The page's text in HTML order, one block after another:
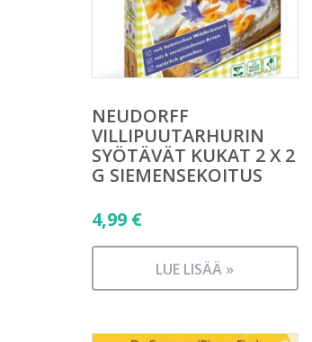
NEUDORFF
VILLIPUUTARHURIN
SYÖTÄVÄT KUKAT 2 X 2
G SIEMENSEKOITUS
4,99 €
LUE LISÄÄ »